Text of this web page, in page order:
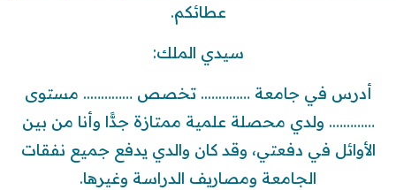
عطائكم.
سيدي الملك:
أدرس في جامعة ………….. تخصص ………….. مستوى
…………. ولدي محصلة علمية ممتازة جدًّا وأنا من بين
الأوائل في دفعتي، وقد كان والدي يدفع جميع نفقات
الجامعة ومصاريف الدراسة وغيرها.